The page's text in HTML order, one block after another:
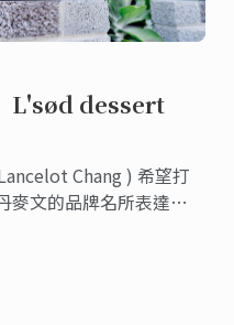
L'sød dessert
Chang ) 希望打
麥文的品牌名所表達的
造純粹、簡潔、乾淨的